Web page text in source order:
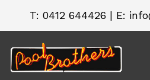
T: 0412 644426 | E: